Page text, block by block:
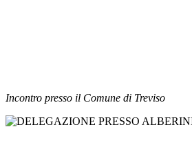
Incontro presso il Comune di Treviso